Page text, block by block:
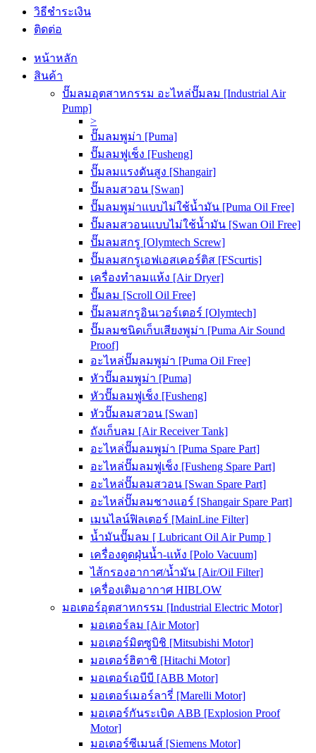
วิธีชำระเงิน
ติดต่อ
หน้าหลัก
สินค้า
ปั๊มลมอุตสาหกรรม อะไหล่ปั๊มลม [Industrial Air
Pump]
>
ปั๊มลมพูม่า [Puma]
ปั๊มลมฟูเช็ง [Fusheng]
ปั๊มลมแรงดันสูง [Shangair]
ปั๊มลมสวอน [Swan]
ปั๊มลมพูม่าแบบไม่ใช้น้ำมัน [Puma Oil Free]
ปั๊มลมสวอนแบบไม่ใช้น้ำมัน [Swan Oil Free]
ปั๊มลมสกรู [Olymtech Screw]
ปั๊มลมสกรูเอฟเอสเคอร์ติส [FScurtis]
เครื่องทำลมแห้ง [Air Dryer]
ปั๊มลม [Scroll Oil Free]
ปั๊มลมสกรูอินเวอร์เตอร์ [Olymtech]
ปั๊มลมชนิดเก็บเสียงพูม่า [Puma Air Sound
Proof]
อะไหล่ปั๊มลมพูม่า [Puma Oil Free]
หัวปั๊มลมพูม่า [Puma]
หัวปั๊มลมฟูเช็ง [Fusheng]
หัวปั๊มลมสวอน [Swan]
ถังเก็บลม [Air Receiver Tank]
อะไหล่ปั๊มลมพูม่า [Puma Spare Part]
อะไหล่ปั๊มลมฟูเช็ง [Fusheng Spare Part]
อะไหล่ปั๊มลมสวอน [Swan Spare Part]
อะไหล่ปั๊มลมชางแอร์ [Shangair Spare Part]
เมนไลน์ฟิลเตอร์ [MainLine Filter]
น้ำมันปั๊มลม [ Lubricant Oil Air Pump ]
เครื่องดูดฝุ่นน้ำ-แห้ง [Polo Vacuum]
ไส้กรองอากาศ/น้ำมัน [Air/Oil Filter]
เครื่องเติมอากาศ HIBLOW
มอเตอร์อุตสาหกรรม [Industrial Electric Motor]
มอเตอร์ลม [Air Motor]
มอเตอร์มิตซูบิชิ [Mitsubishi Motor]
มอเตอร์ฮิตาชิ [Hitachi Motor]
มอเตอร์เอบีบี [ABB Motor]
มอเตอร์เมอร์ลารี่ [Marelli Motor]
มอเตอร์กันระเบิด ABB [Explosion Proof
Motor]
มอเตอร์ซีเมนส์ [Siemens Motor]